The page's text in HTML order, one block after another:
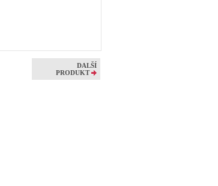
DALŠÍ
PRODUKT